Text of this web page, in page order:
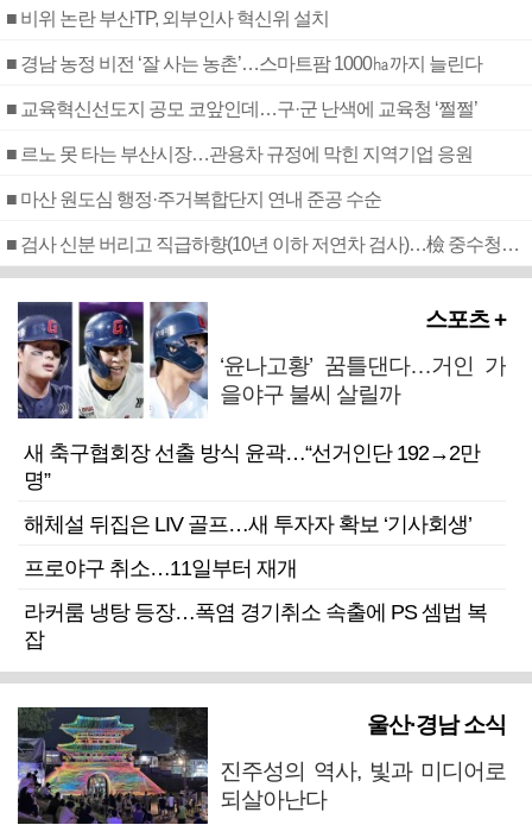
■ 비위 논란 부산TP, 외부인사 혁신위 설치
■ 경남 농정 비전 ‘잘 사는 농촌’…스마트팜 1000㏊까지 늘린다
■ 교육혁신선도지 공모 코앞인데…구·군 난색에 교육청 ‘쩔쩔’
■ 르노 못 타는 부산시장…관용차 규정에 막힌 지역기업 응원
■ 마산 원도심 행정·주거복합단지 연내 준공 수순
■ 검사 신분 버리고 직급하향(10년 이하 저연차 검사)…檢 중수청행 기피
스포츠 +
‘윤나고황’ 꿈틀댄다…거인 가
을야구 불씨 살릴까
새 축구협회장 선출 방식 윤곽…“선거인단 192→2만
명”
해체설 뒤집은 LIV 골프…새 투자자 확보 ‘기사회생’
프로야구 취소…11일부터 재개
라커룸 냉탕 등장…폭염 경기취소 속출에 PS 셈법 복
잡
울산·경남 소식
진주성의 역사, 빛과 미디어로
되살아난다